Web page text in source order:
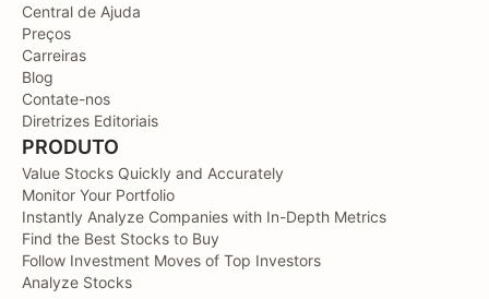
Central de Ajuda
Preços
Carreiras
Blog
Contate-nos
Diretrizes Editoriais
PRODUTO
Value Stocks Quickly and Accurately
Monitor Your Portfolio
Instantly Analyze Companies with In-Depth Metrics
Find the Best Stocks to Buy
Follow Investment Moves of Top Investors
Analyze Stocks